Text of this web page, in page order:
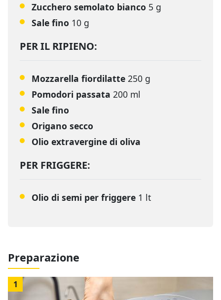
Zucchero semolato bianco 5 g
Sale fino 10 g
PER IL RIPIENO:
Mozzarella fiordilatte 250 g
Pomodori passata 200 ml
Sale fino
Origano secco
Olio extravergine di oliva
PER FRIGGERE:
Olio di semi per friggere 1 lt
Preparazione
1